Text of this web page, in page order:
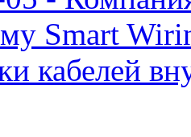
Smart
кабелей